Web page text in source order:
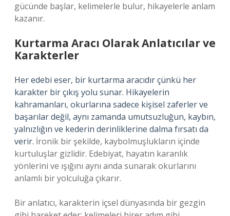
gücünde başlar, kelimelerle bulur, hikayelerle anlam
kazanır.
Kurtarma Aracı Olarak Anlatıcılar ve
Karakterler
Her edebi eser, bir kurtarma aracıdır çünkü her
karakter bir çıkış yolu sunar. Hikayelerin
kahramanları, okurlarına sadece kişisel zaferler ve
başarılar değil, aynı zamanda umutsuzluğun, kaybın,
yalnızlığın ve kederin derinliklerine dalma fırsatı da
verir. İronik bir şekilde, kaybolmuşlukların içinde
kurtuluşlar gizlidir. Edebiyat, hayatın karanlık
yönlerini ve ışığını aynı anda sunarak okurlarını
anlamlı bir yolculuğa çıkarır.
Bir anlatıcı, karakterin içsel dünyasında bir gezgin